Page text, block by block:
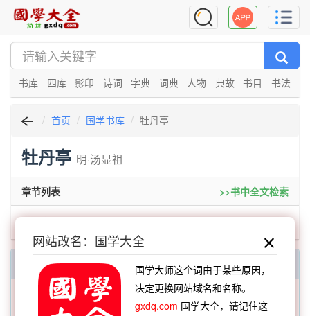
书库 四库 影印 诗词 字典 词典 人物 典故 书目 书法
首页 国学书库 牡丹亭
牡丹亭 明·汤显祖
章节列表 >>书中全文检索
牡丹亭
每日一字一词
每日一字：𪔌
网站改名：国学大全
国学大师这个词由于某些原因，
决定更换网站域名和名称。
gxdq.com 国学大全，请记住这